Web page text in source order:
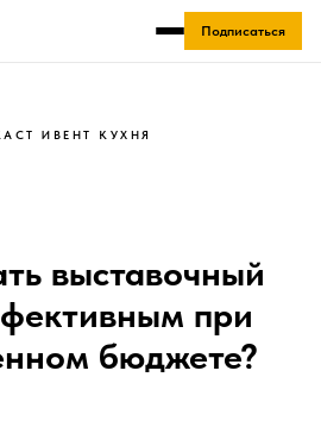
Подписаться
ИВЕНТ КУХНЯ
выставочный
при
бюджете?